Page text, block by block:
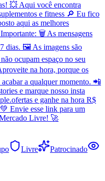
💥 Aqui você encontra
e fitness 🔎 Eu fico
aqui as melhores
🗑️ As mensagens
7 dias. 🖼️ As imagens são
ocupam espaço no seu
na hora, porque os
a qualquer momento. 📲
e marque nosso insta
e ganhe na hora R$
Envie esse link para um
Livre! 🚀
Livre
Patrocinado